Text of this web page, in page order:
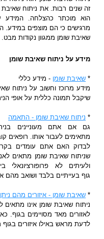
זה שנים רבות. את ניתוח שאיבת
הוא מוכתר כהצלחה. המידע
מרגישים כי הם מוצפים
שאיבת שומן ממגוון נקודות מבט.
מידע על ניתוח שאיבת שומן
* שאיבת שומן - מידע כללי
מידע מרוכז וחשוב על ניתוח
שיקבל תמונה כללית על אופי
* ניתוח שאיבת שומן - התאמה
גם אם אתם מעוניינים
מתאימים לעבור אותו. רופאים
לבדוק האם אתם עומדים
שניתוח שאיבת שומן מתאים
ולעיתים לא
גוף בעייתיים בלבד ושואב מהם
* שאיבת שומן - איזורים מהם
ניתוח שאיבת שומן אינו מתאים
לאזורים מאד מסויימים בגוף.
לדעת מראש באילו איזורים בגוף